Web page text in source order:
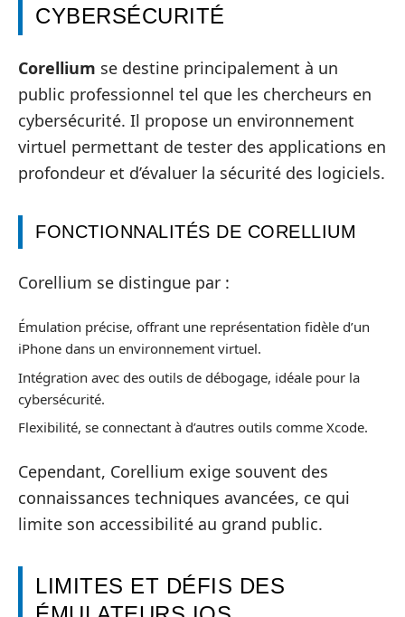
CYBERSÉCURITÉ
Corellium se destine principalement à un
public professionnel tel que les chercheurs en
cybersécurité. Il propose un environnement
virtuel permettant de tester des applications en
profondeur et d’évaluer la sécurité des logiciels.
FONCTIONNALITÉS DE CORELLIUM
Corellium se distingue par :
Émulation précise, offrant une représentation fidèle d’un
iPhone dans un environnement virtuel.
Intégration avec des outils de débogage, idéale pour la
cybersécurité.
Flexibilité, se connectant à d’autres outils comme Xcode.
Cependant, Corellium exige souvent des
connaissances techniques avancées, ce qui
limite son accessibilité au grand public.
LIMITES ET DÉFIS DES